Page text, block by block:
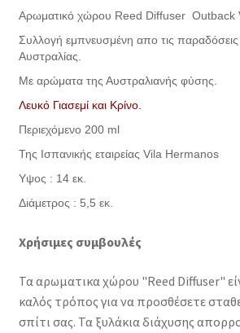
Αρωματικό χώρου Reed Diffuser Outback
Συλλογή εμπνευσμένη απο τις
Αυστραλίας.
Με αρώματα της Αυστραλιανής φύσης.
Λευκό Γιασεμί και Κρίνο.
Περιεχόμενο 200 ml
Της Ισπανικής εταιρείας Vila Hermanos
Υψος : 14 εκ.
Διάμετρος : 5,5 εκ.
Χρήσιμες συμβουλές
Τα αρωματικα χώρου "Reed Diffuser"
καλός τρόπος για να προσθέσετε
σπίτι σας. Τα ξυλάκια διάχυσης